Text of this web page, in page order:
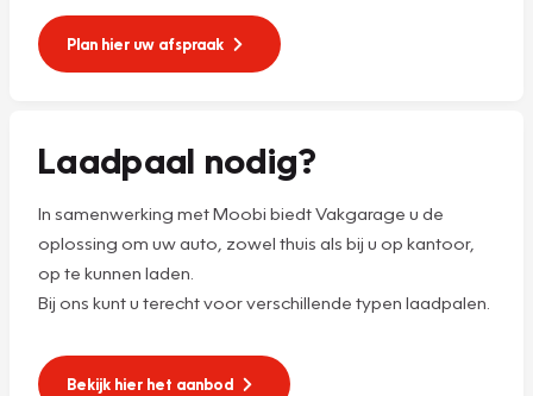
Plan hier uw afspraak
Laadpaal nodig?
In samenwerking met Moobi biedt Vakgarage u de
oplossing om uw auto, zowel thuis als bij u op kantoor,
op te kunnen laden.
Bij ons kunt u terecht voor verschillende typen laadpalen.
Bekijk hier het aanbod